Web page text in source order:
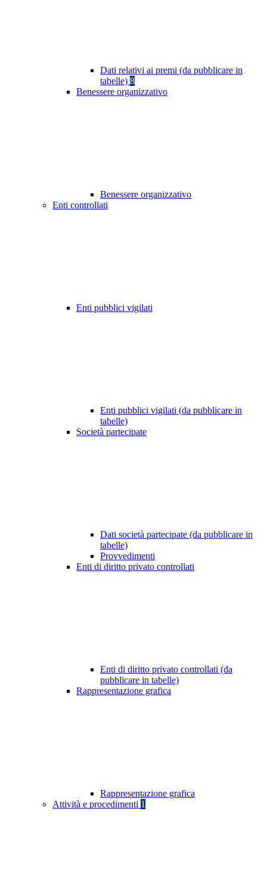
Dati relativi ai premi (da pubblicare in
tabelle) 8
Benessere organizzativo
Benessere organizzativo
Enti controllati
Enti pubblici vigilati
Enti pubblici vigilati (da pubblicare in
tabelle)
Società partecipate
Dati società partecipate (da pubblicare in
tabelle)
Provvedimenti
Enti di diritto privato controllati
Enti di diritto privato controllati (da
pubblicare in tabelle)
Rappresentazione grafica
Rappresentazione grafica
Attività e procedimenti 1